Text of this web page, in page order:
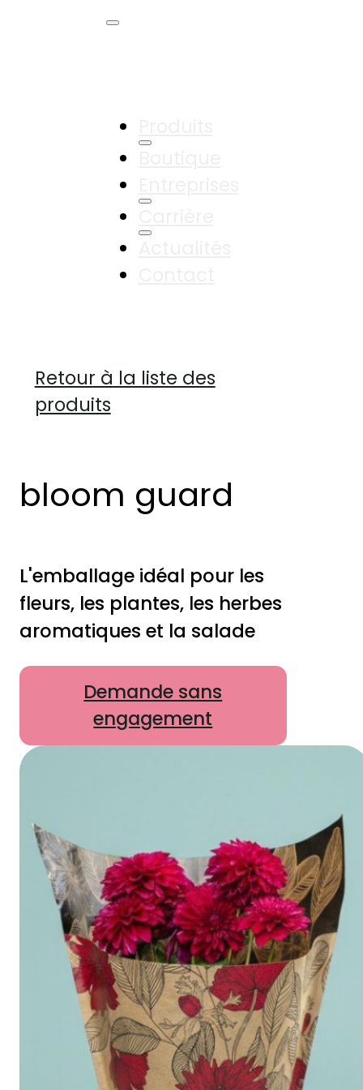
Retour à la liste des
produits
bloom guard
L'emballage idéal pour les
fleurs, les plantes, les herbes
aromatiques et la salade
Demande sans
engagement